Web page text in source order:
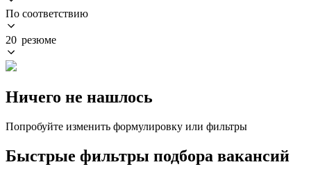
По соответствию
20 резюме
Ничего не нашлось
Попробуйте изменить формулировку или фильтры
Быстрые фильтры подбора вакансий